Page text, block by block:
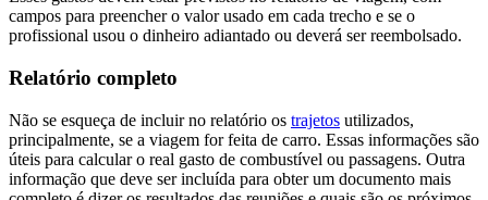
campos para preencher o valor usado em cada trecho e se o
profissional usou o dinheiro adiantado ou deverá ser reembolsado.
Relatório completo
Não se esqueça de incluir no relatório os trajetos utilizados,
principalmente, se a viagem for feita de carro. Essas informações são
úteis para calcular o real gasto de combustível ou passagens. Outra
informação que deve ser incluída para obter um documento mais